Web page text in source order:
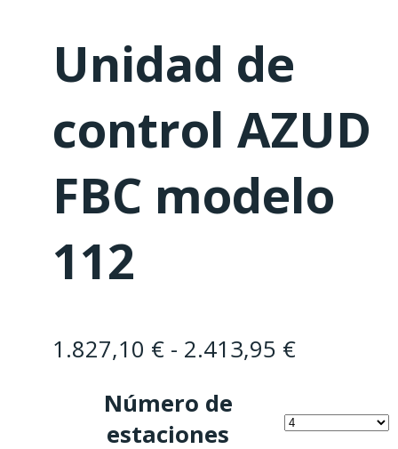
Unidad de
control AZUD
FBC modelo
112
1.827,10 € - 2.413,95 €Rango
precios:
desde
Número de
estaciones